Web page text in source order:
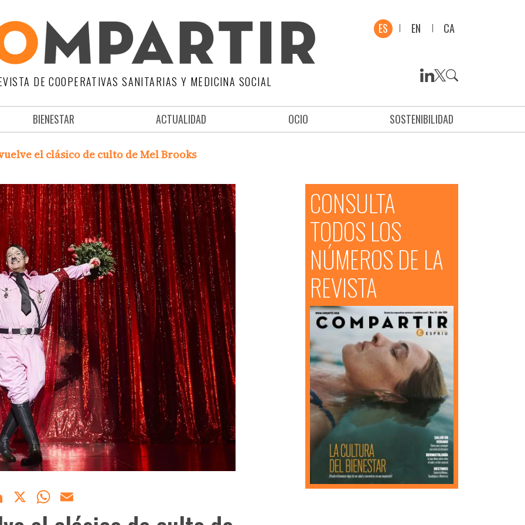
DE COOPERATIVAS SANITARIAS Y MEDICINA SOCIAL
ES EN CA
BIENESTAR ACTUALIDAD OCIO SOSTENIBILIDAD
el clásico de culto de Mel Brooks
LinkedIn
X WhatsApp
CONSULTA
TODOS LOS
NÚMEROS DE LA
REVISTA